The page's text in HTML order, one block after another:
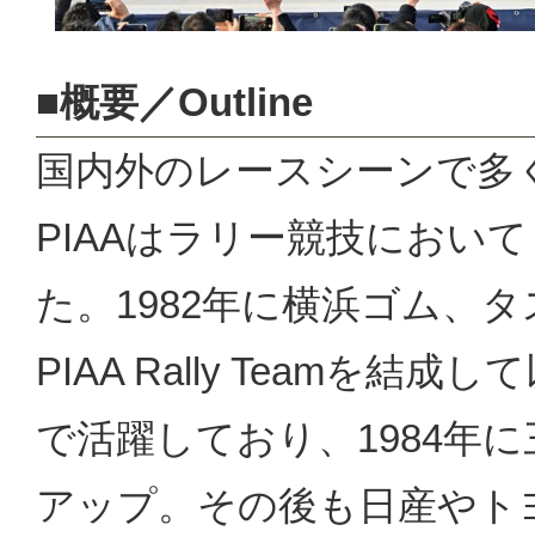
■概要／Outline
国内外のレースシーンで
PIAAはラリー競技におい
た。1982年に横浜ゴム、
PIAA Rally Teamを結成し
で活躍しており、1984年
アップ。その後も日産や